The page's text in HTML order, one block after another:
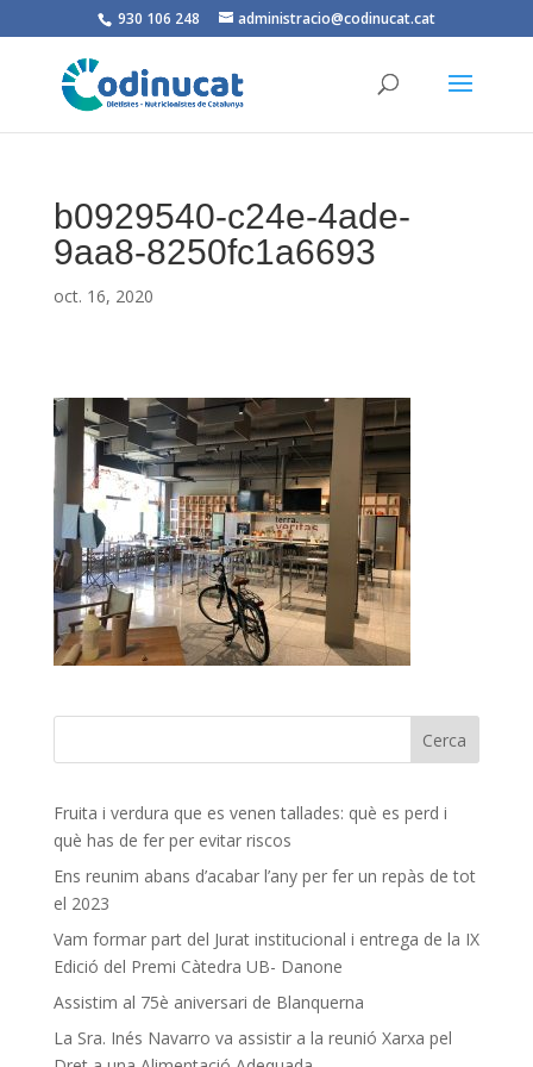
930 106 248 administracio@codinucat.cat
b0929540-c24e-4ade-
9aa8-8250fc1a6693
oct. 16, 2020
Fruita i verdura que es venen tallades: què es perd i
què has de fer per evitar riscos
Ens reunim abans d’acabar l’any per fer un repàs de tot
el 2023
Vam formar part del Jurat institucional i entrega de la IX
Edició del Premi Càtedra UB- Danone
Assistim al 75è aniversari de Blanquerna
La Sra. Inés Navarro va assistir a la reunió Xarxa pel